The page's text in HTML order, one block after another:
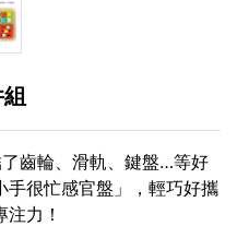
齒輪、滑軌、鍵盤…等好
手很忙感官盤」，輕巧好攜
力！